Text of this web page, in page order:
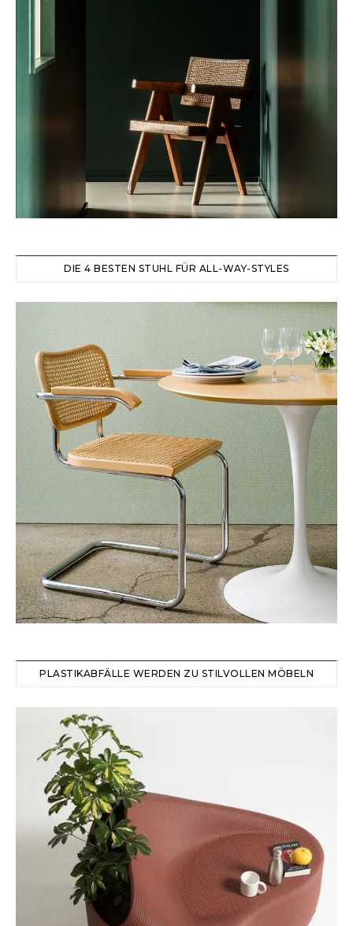
DIE 4 BESTEN STUHL FÜR ALL-WAY-STYLES
PLASTIKABFÄLLE WERDEN ZU STILVOLLEN MÖBELN